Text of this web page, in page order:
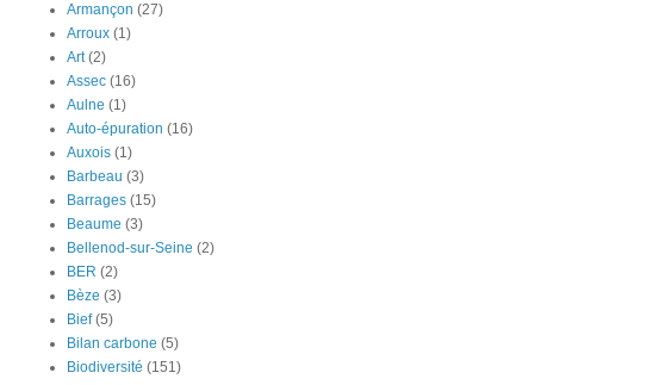
Armançon (27)
Arroux (1)
Art (2)
Assec (16)
Aulne (1)
Auto-épuration (16)
Auxois (1)
Barbeau (3)
Barrages (15)
Beaume (3)
Bellenod-sur-Seine (2)
BER (2)
Bèze (3)
Bief (5)
Bilan carbone (5)
Biodiversité (151)